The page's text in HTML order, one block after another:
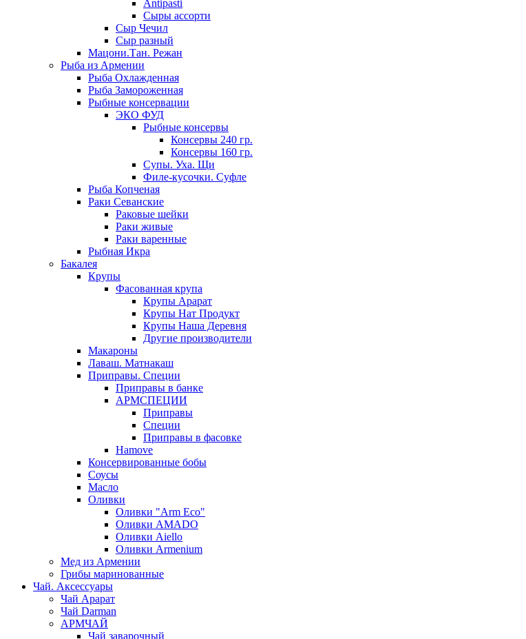
Antipasti
Сыры ассорти
Сыр Чечил
Сыр разный
Мацони.Тан. Режан
Рыба из Армении
Рыба Охлажденная
Рыба Замороженная
Рыбные консервации
ЭКО ФУД
Рыбные консервы
Консервы 240 гр.
Консервы 160 гр.
Супы. Уха. Щи
Филе-кусочки. Суфле
Рыба Копченая
Раки Севанские
Раковые шейки
Раки живые
Раки варенные
Рыбная Икра
Бакалея
Крупы
Фасованная крупа
Крупы Арарат
Крупы Нат Продукт
Крупы Наша Деревня
Другие производители
Макароны
Лаваш. Матнакаш
Приправы. Специи
Приправы в банке
АРМСПЕЦИИ
Приправы
Специи
Приправы в фасовке
Hamove
Консервированные бобы
Соусы
Масло
Оливки
Оливки "Arm Eco"
Оливки AMADO
Оливки Aiello
Оливки Armenium
Мед из Армении
Грибы маринованные
Чай. Аксессуары
Чай Арарат
Чай Darman
АРМЧАЙ
Чай заварочный